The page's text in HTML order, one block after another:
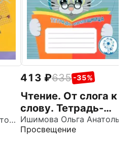
Алышева Татьяна Викторовна
413 635 -35%
Чтение. От слога к
слову. Тетрадь-
помощница. ФГОС
Просвещение